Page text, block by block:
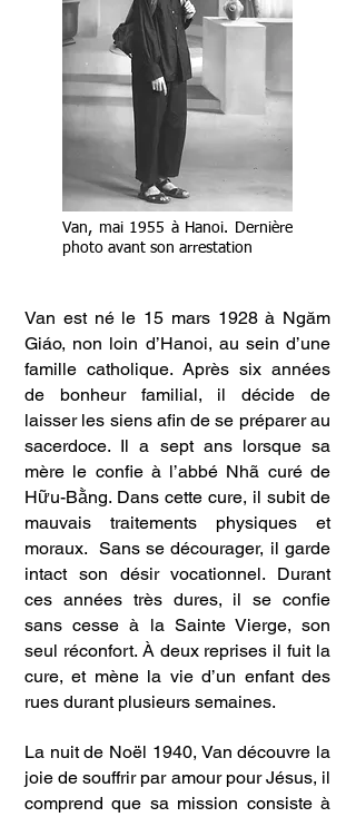
Van, mai 1955 à Hanoi. Dernière
photo avant son arrestation
Van est né le 15 mars 1928 à Ngăm
Giáo, non loin d’Hanoi, au sein d’une
famille catholique. Après six années
de bonheur familial, il décide de
laisser les siens afin de se préparer au
sacerdoce. Il a sept ans lorsque sa
mère le confie à l’abbé Nhã curé de
Hữu-Bằng. Dans cette cure, il subit de
mauvais traitements physiques et
moraux. Sans se décourager, il garde
intact son désir vocationnel. Durant
ces années très dures, il se confie
sans cesse à la Sainte Vierge, son
seul réconfort. À deux reprises il fuit la
cure, et mène la vie d’un enfant des
rues durant plusieurs semaines.
La nuit de Noël 1940, Van découvre la
joie de souffrir par amour pour Jésus, il
comprend que sa mission consiste à